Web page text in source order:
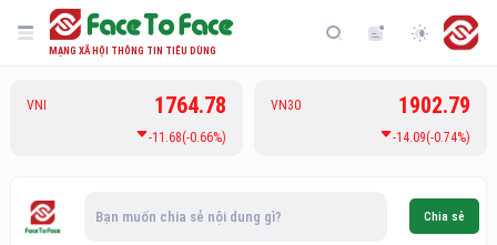
MẠNG XÃ HỘI THÔNG TIN TIÊU DÙNG
VNI 1764.78
-11.68(-0.66%)
VN30 1902.79
-14.09(-0.74%)
Bạn muốn chia sẻ nội dung gì? Chia sẻ